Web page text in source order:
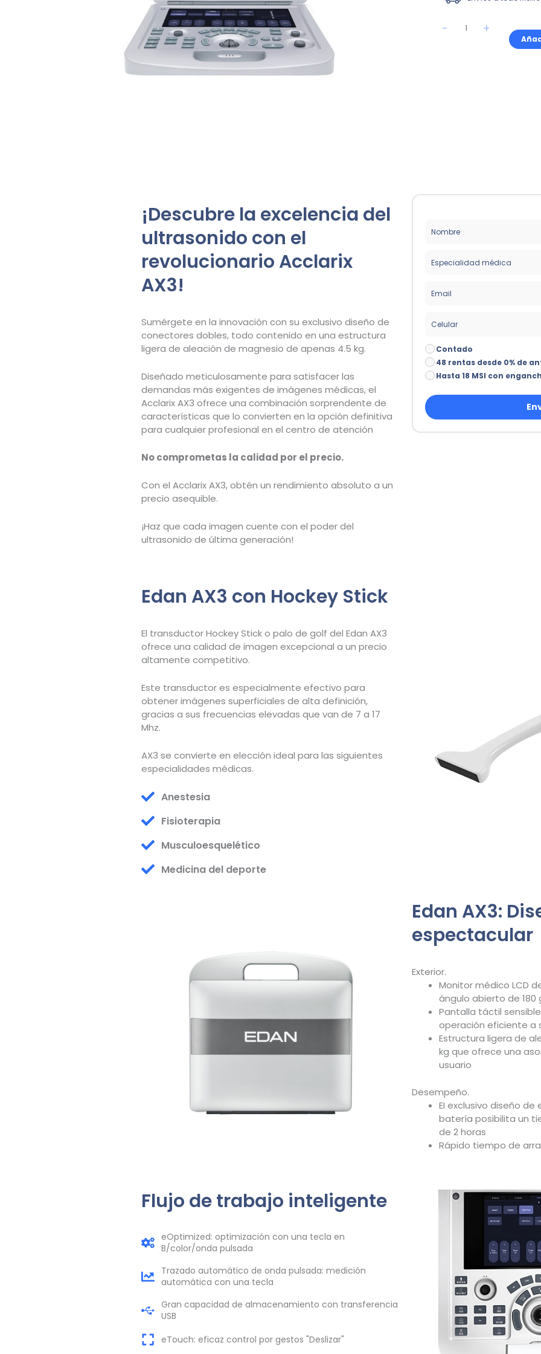
- +
¡Descubre la excelencia del
ultrasonido con el
revolucionario Acclarix
AX3!
Sumérgete en la innovación con su exclusivo diseño de
conectores dobles, todo contenido en una estructura
ligera de aleación de magnesio de apenas 4.5 kg.
Diseñado meticulosamente para satisfacer las
demandas más exigentes de imágenes médicas, el
Acclarix AX3 ofrece una combinación sorprendente de
características que lo convierten en la opción definitiva
para cualquier profesional en el centro de atención
No comprometas la calidad por el precio.
Con el Acclarix AX3, obtén un rendimiento absoluto a un
precio asequible.
¡Haz que cada imagen cuente con el poder del
ultrasonido de última generación!
Contado
48 rentas desde 0% de
Hasta 18 MSI con
Edan AX3 con Hockey Stick
El transductor Hockey Stick o palo de golf del Edan AX3
ofrece una calidad de imagen excepcional a un precio
altamente competitivo.
Este transductor es especialmente efectivo para
obtener imágenes superficiales de alta definición,
gracias a sus frecuencias elevadas que van de 7 a 17
Mhz.
AX3 se convierte en elección ideal para las siguientes
especialidades médicas.
Anestesia
Fisioterapia
Musculoesquelético
Medicina del deporte
Edan AX3:
espectacular
Exterior.
Monitor médico LCD
ángulo abierto de 180
Pantalla táctil sensible
operación eficiente a
Estructura ligera de
kg que ofrece una
usuario
Desempeño.
EI exclusivo diseño
batería posibilita un
de 2 horas
Rápido tiempo de
Flujo de trabajo inteligente
eOptimized: optimización con una tecla en
B/color/onda pulsada
Trazado automático de onda pulsada: medición
automática con una tecla
Gran capacidad de almacenamiento con transferencia
USB
eTouch: eficaz control por gestos "Deslizar"